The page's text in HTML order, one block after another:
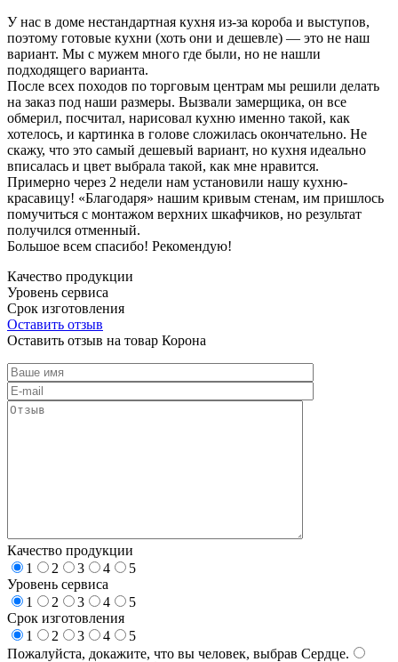
У нас в доме нестандартная кухня из-за короба и выступов,
поэтому готовые кухни (хоть они и дешевле) — это не наш
вариант. Мы с мужем много где были, но не нашли
подходящего варианта.
После всех походов по торговым центрам мы решили делать
на заказ под наши размеры. Вызвали замерщика, он все
обмерил, посчитал, нарисовал кухню именно такой, как
хотелось, и картинка в голове сложилась окончательно. Не
скажу, что это самый дешевый вариант, но кухня идеально
вписалась и цвет выбрала такой, как мне нравится.
Примерно через 2 недели нам установили нашу кухню-
красавицу! «Благодаря» нашим кривым стенам, им пришлось
помучиться с монтажом верхних шкафчиков, но результат
получился отменный.
Большое всем спасибо! Рекомендую!
Качество продукции
Уровень сервиса
Срок изготовления
Оставить отзыв
Оставить отзыв на товар Корона
Качество продукции
1
2 3 4
5
Уровень сервиса
1
2 3 4
5
Срок изготовления
1
2 3 4
5
Пожалуйста, докажите, что вы человек, выбрав Сердце.